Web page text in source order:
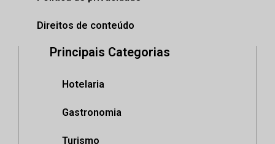
Direitos de conteúdo
Principais Categorias
Hotelaria
Gastronomia
Turismo